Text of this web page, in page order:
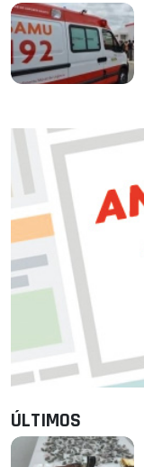
ÚLTIMOS